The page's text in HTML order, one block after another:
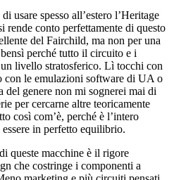
usare spesso all’estero l’Heritage
conto perfettamente di questo
del Fairchild, ma non per una
perché tutto il circuito e i
livello stratosferico. Lì tocchi con
con le emulazioni software di UA o
del genere non mi sognerei mai di
per cercarne altre teoricamente
così com’è, perché è l’intero
in perfetto equilibrio.
queste macchine è il rigore
che costringe i componenti a